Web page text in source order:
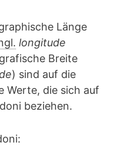
Länge
longitude
Breite
) sind auf die
Werte, die sich auf
beziehen.